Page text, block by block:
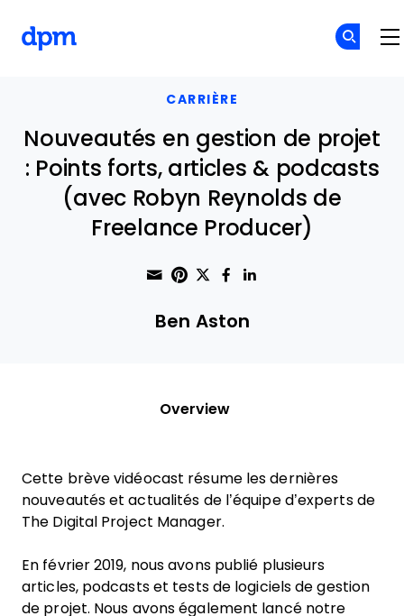
CARRIÈRE
Nouveautés en gestion de projet
: Points forts, articles & podcasts
(avec Robyn Reynolds de
Freelance Producer)
Share through Email
Print this page
Share on Pinterest
Share on Twitter
Share on
Ben Aston
Overview
Cette brève vidéocast résume les dernières
nouveautés et actualités de l’équipe d’experts de
The Digital Project Manager.
En février 2019, nous avons publié plusieurs
articles, podcasts et tests de logiciels de gestion
de projet. Nous avons également lancé notre